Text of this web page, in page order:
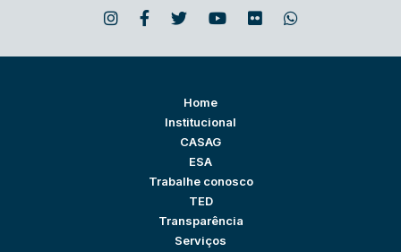
Home
Institucional
CASAG
ESA
Trabalhe conosco
TED
Transparência
Serviços